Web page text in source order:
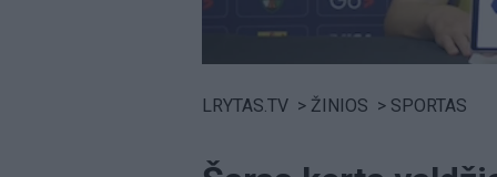
LRYTAS.TV > ŽINIOS > SPORTAS